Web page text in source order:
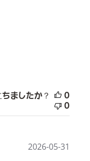
ましたか？
0
0
2026-05-31